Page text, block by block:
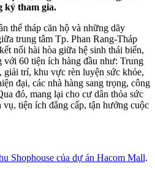
ký tham gia.
thể tháp căn hộ và những dãy
trung tâm Tp. Phan Rang-Tháp
nối hài hòa giữa hệ sinh thái biển,
với 60 tiện ích hàng đầu như: Trung
trí, khu vực rèn luyện sức khỏe,
đại, các nhà hàng sang trọng, công
đó, mang lại cho cư dân thỏa sức
tiện ích đẳng cấp, tận hưởng cuộc
Shophouse của dự án Hacom Mall.